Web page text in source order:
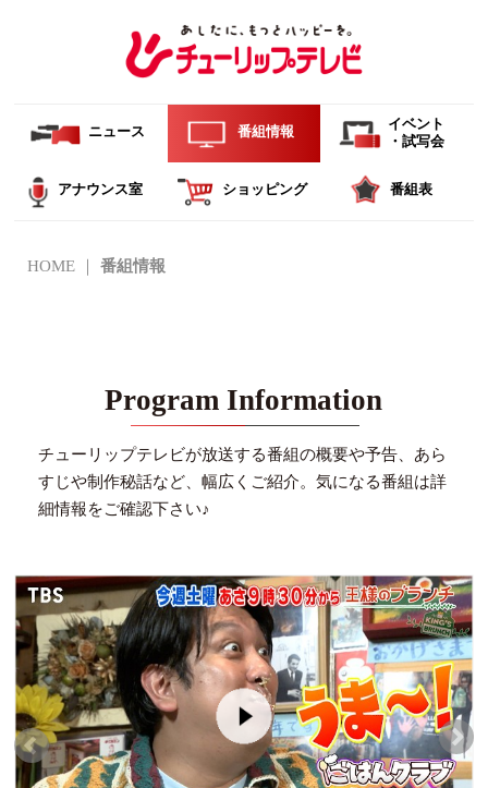
ニュース 番組情報
イベント
・試写会
アナウンス室 ショッピング 番組表
HOME 番組情報
Program Information
チューリップテレビが放送する番組の概要や予告、あら
すじや制作秘話など、幅広くご紹介。 気になる番組は詳
細情報をご確認下さい♪